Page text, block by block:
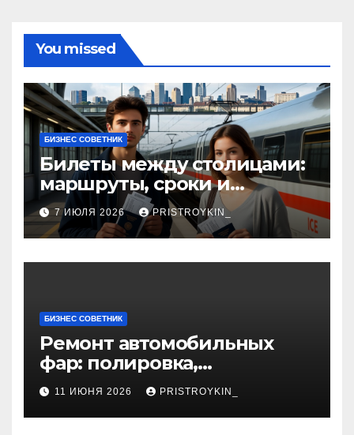
You missed
БИЗНЕС СОВЕТНИК
Билеты между столицами:
маршруты, сроки и
документы
7 ИЮЛЯ 2026 PRISTROYKIN_
БИЗНЕС СОВЕТНИК
Ремонт автомобильных
фар: полировка,
восстановление
герметичности и замена
элементов
11 ИЮНЯ 2026 PRISTROYKIN_